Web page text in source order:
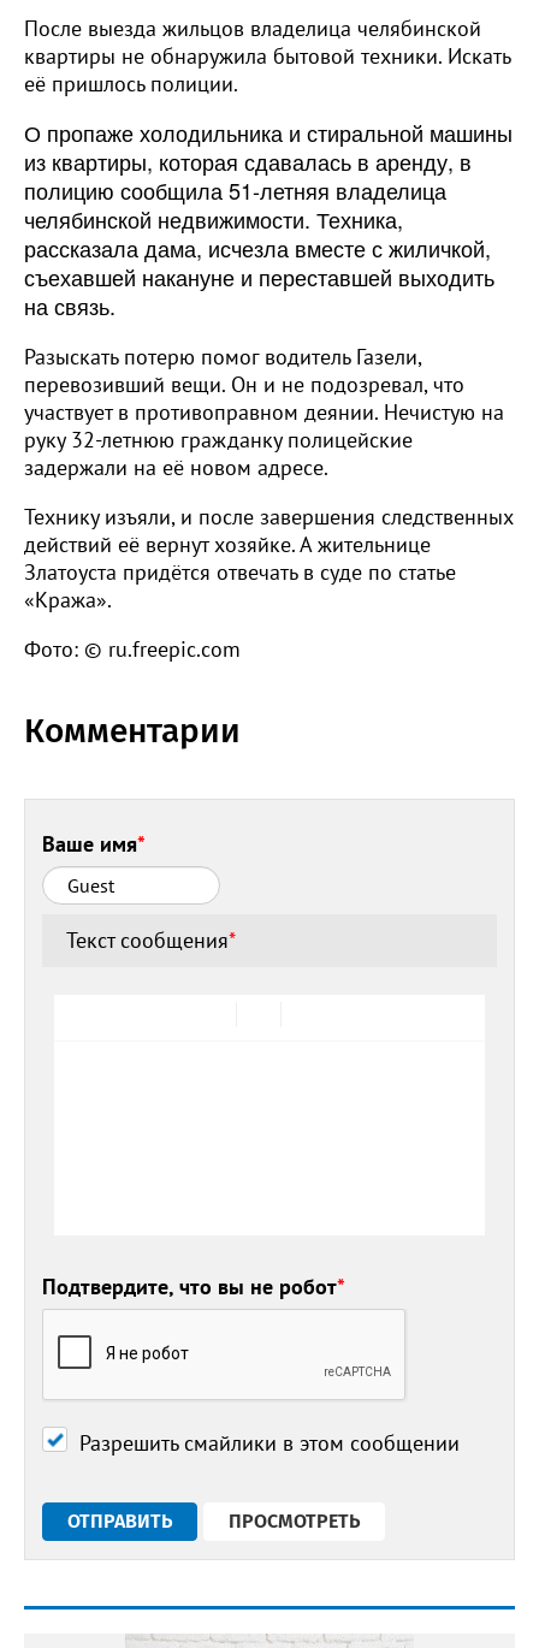
После выезда жильцов владелица челябинской
квартиры не обнаружила бытовой техники. Искать
её пришлось полиции.
О пропаже холодильника и стиральной машины
из квартиры, которая сдавалась в аренду, в
полицию сообщила 51-летняя владелица
челябинской недвижимости. Техника,
рассказала дама, исчезла вместе с жиличкой,
съехавшей накануне и переставшей выходить
на связь.
Разыскать потерю помог водитель Газели,
перевозивший вещи. Он и не подозревал, что
участвует в противоправном деянии. Нечистую на
руку 32-летнюю гражданку полицейские
задержали на её новом адресе.
Технику изъяли, и после завершения следственных
действий её вернут хозяйке. А жительнице
Златоуста придётся отвечать в суде по статье
«Кража».
Фото: © ru.freepic.com
Комментарии
Ваше имя*
Текст сообщения*
Подтвердите, что вы не робот*
Разрешить смайлики в этом сообщении